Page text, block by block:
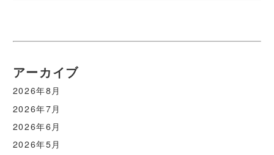
アーカイブ
2026年8月
2026年7月
2026年6月
2026年5月